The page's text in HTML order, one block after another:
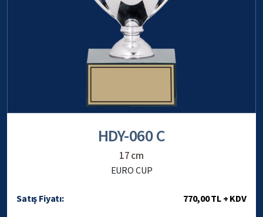
HDY-060 C
17 cm
EURO CUP
Satış Fiyatı: 770,00 TL + KDV